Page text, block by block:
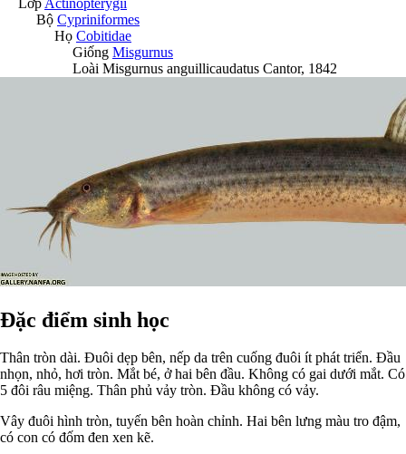
Bộ Cypriniformes
Họ Cobitidae
Giống Misgurnus
Loài Misgurnus anguillicaudatus Cantor, 1842
Đặc điểm sinh học
Thân tròn dài. Đuôi dẹp bên, nếp da trên cuống đuôi ít phát triển. Đầu
nhọn, nhỏ, hơi tròn. Mắt bé, ở hai bên đầu. Không có gai dưới mắt. Có
5 đôi râu miệng. Thân phủ vảy tròn. Đầu không có vảy.
Vây đuôi hình tròn, tuyến bên hoàn chỉnh. Hai bên lưng màu tro đậm,
có con có đốm đen xen kẽ.